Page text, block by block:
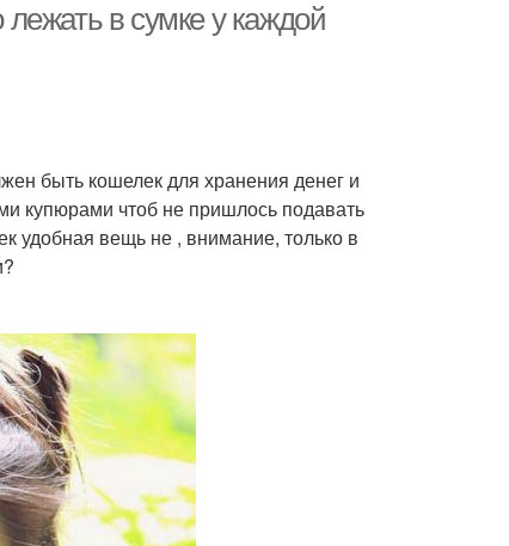
в сумке у каждой
быть кошелек для хранения денег и
купюрами чтоб не пришлось подавать
удобная вещь не , внимание, только в